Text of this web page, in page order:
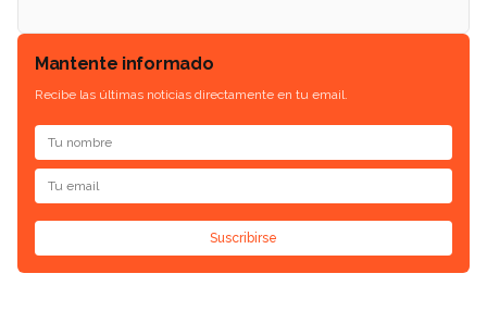
Mantente informado
Recibe las últimas noticias directamente en tu email.
Suscribirse